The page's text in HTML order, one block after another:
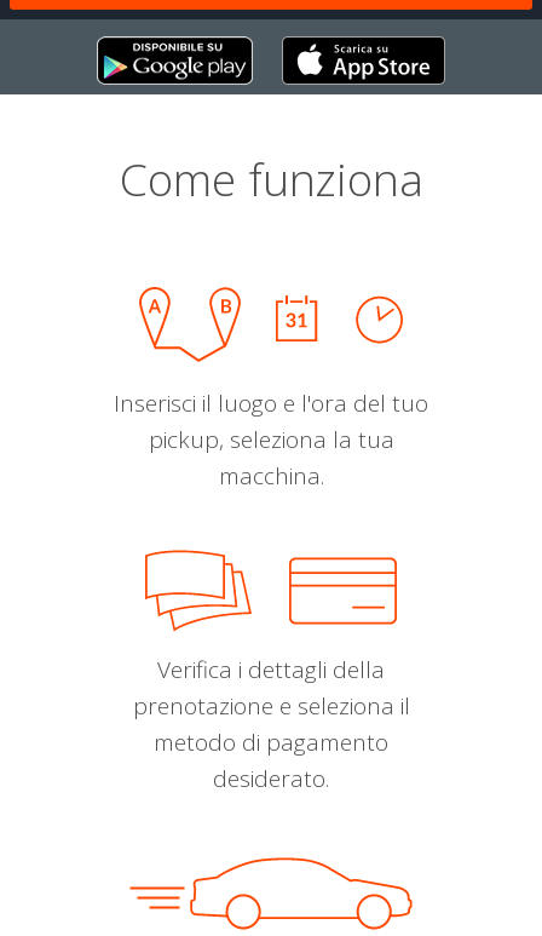
Come funziona
Inserisci il luogo e l'ora del tuo
pickup, seleziona la tua
macchina.
Verifica i dettagli della
prenotazione e seleziona il
metodo di pagamento
desiderato.